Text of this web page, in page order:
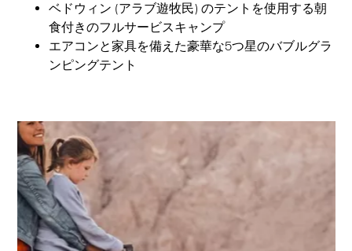
ベドウィン (アラブ遊牧民) のテントを使用する朝
食付きのフルサービスキャンプ
エアコンと家具を備えた豪華な5つ星のバブルグラ
ンピングテント